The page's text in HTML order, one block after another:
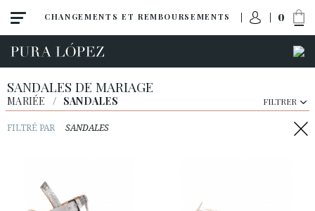
CHANGEMENTS ET REMBOURSEMENTS 0
SANDALES DE MARIAGE
MARIÉE / SANDALES FILTRER
FILTRÉ PAR SANDALES